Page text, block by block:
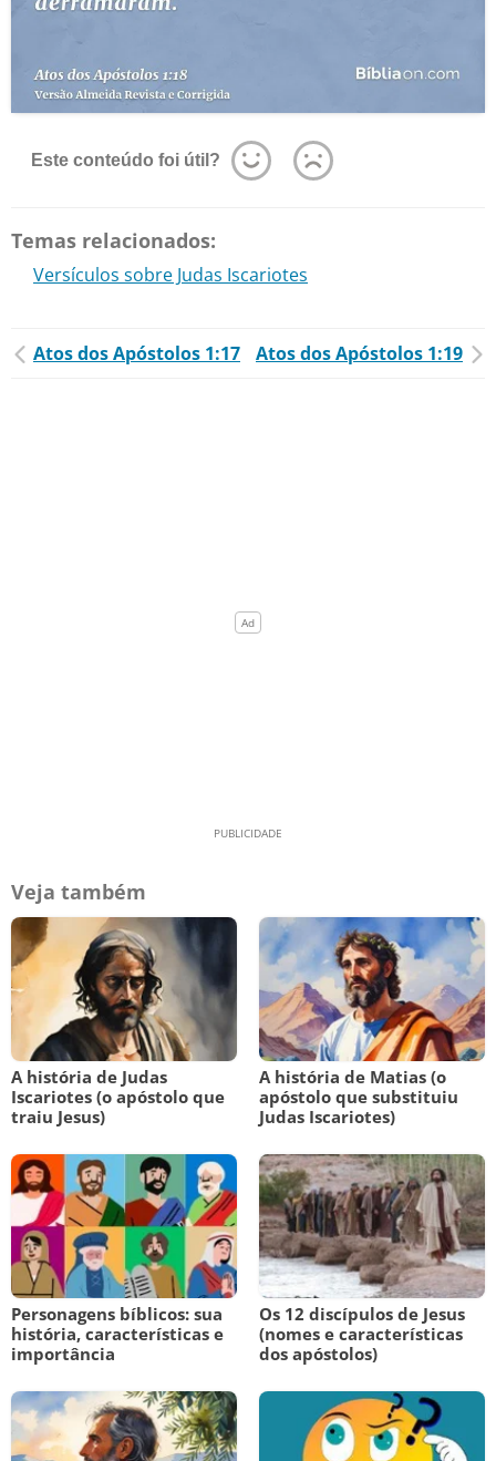
Este conteúdo foi útil?
Temas relacionados:
Versículos sobre Judas Iscariotes
Atos dos Apóstolos 1:17 Atos dos Apóstolos 1:19
Veja também
A história de Judas
Iscariotes (o apóstolo que
traiu Jesus)
A história de Matias (o
apóstolo que substituiu
Judas Iscariotes)
Personagens bíblicos: sua
história, características e
importância
Os 12 discípulos de Jesus
(nomes e características
dos apóstolos)